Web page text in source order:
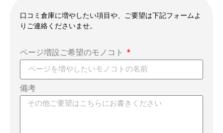
口コミ倉庫に増やしたい項目や、ご要望は下記フォームよ
りご連絡くださいませ。
ページ増設ご希望のモノコト
備考